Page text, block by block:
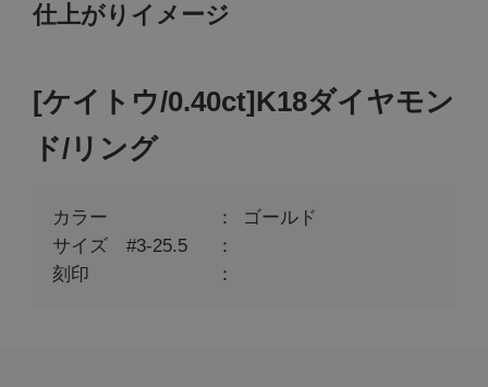
仕上がりイメージ
[ケイトウ/0.40ct]K18ダイヤモン
ド/リング
カラー
ゴールド
サイズ #3-25.5
刻印